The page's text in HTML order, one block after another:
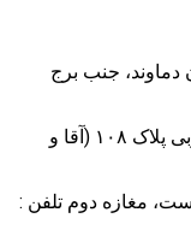
دماوند، جنب برج
: خیابان جی خیابان مهدیه جنوبی پلاک ۱۰۸ (آقا و
۴، سمت راست، مغازه دوم تلفن :